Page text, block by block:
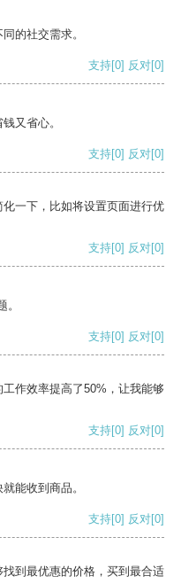
的社交需求。
支持[0] 反对[0]
又省心。
支持[0] 反对[0]
一下，比如将设置页面进行优
支持[0] 反对[0]
支持[0] 反对[0]
作效率提高了50%，让我能够
支持[0] 反对[0]
能收到商品。
支持[0] 反对[0]
到最优惠的价格，买到最合适